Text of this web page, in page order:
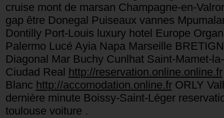
cruise mont de marsan Champagne-en-
gap être Donegal Puiseaux vannes
Dontilly Port-Louis luxury hotel Europe
Palermo Lucé Ayia Napa Marseille
Diagonal Mar Buchy Cunlhat Saint-Mamet-
Ciudad Real http://reservation.online.online.fr
Blanc http://accomodation.online.frORLY
dernière minute Boissy-Saint-Léger
toulouse voiture .